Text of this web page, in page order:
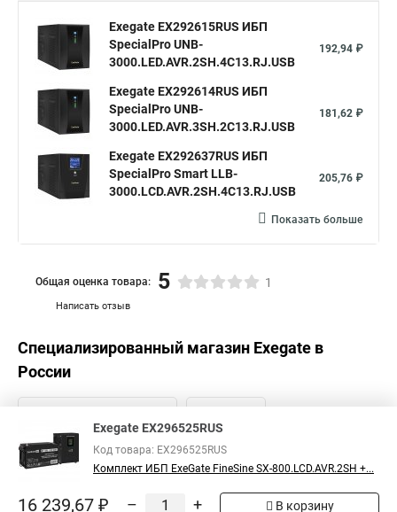
Exegate EX292615RUS ИБП
SpecialPro UNB-
3000.LED.AVR.2SH.4C13.RJ.USB
192,94 ₽
Exegate EX292614RUS ИБП
SpecialPro UNB-
3000.LED.AVR.3SH.2C13.RJ.USB
181,62 ₽
Exegate EX292637RUS ИБП
SpecialPro Smart LLB-
3000.LCD.AVR.2SH.4C13.RJ.USB
205,76 ₽
Показать больше
Написать отзыв
Общая оценка товара: 5 1
Специализированный магазин Exegate в
России
Exegate EX296525RUS
Код товара: EX296525RUS
Комплект ИБП ExeGate FineSine SX-800.LCD.AVR.2SH +...
16 239,67 ₽ – + В корзину